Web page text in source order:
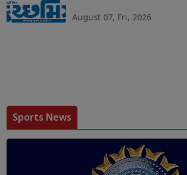
August 07, Fri, 2026
Sports News